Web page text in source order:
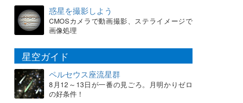
惑星を撮影しよう
CMOSカメラで動画撮影、ステライメージで
画像処理
星空ガイド
ペルセウス座流星群
8月12～13日が一番の見ごろ。月明かりゼロ
の好条件！